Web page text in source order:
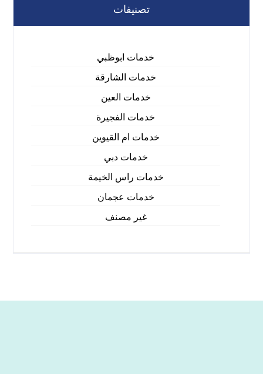
تصنيفات
خدمات ابوظبي
خدمات الشارقة
خدمات العين
خدمات الفجيرة
خدمات ام القيوين
خدمات دبي
خدمات راس الخيمة
خدمات عجمان
غير مصنف